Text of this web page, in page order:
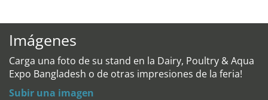
Imágenes
Carga una foto de su stand en la Dairy, Poultry & Aqua
Expo Bangladesh o de otras impresiones de la feria!
Subir una imagen